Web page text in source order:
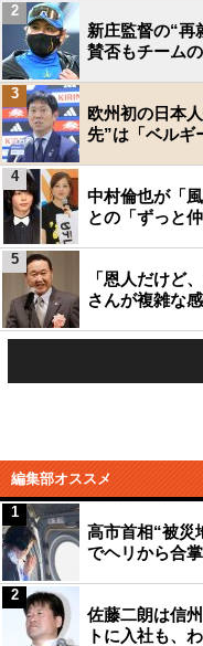
新庄監督の“再
賛否もチーム
2
欧州初の日本
先”は「ベルギ
3
中村倫也が「
との「ずっと
4
「恩人だけど
さんが複雑な
5
編集部オススメ
高市首相“被災
でヘリから合
1
佐藤二朗は信
トに入社も、
2